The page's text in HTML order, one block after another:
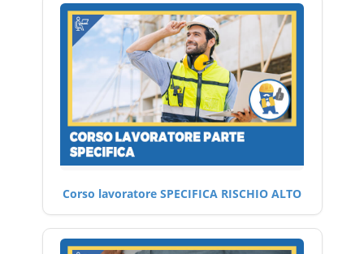
Corso lavoratore SPECIFICA RISCHIO ALTO